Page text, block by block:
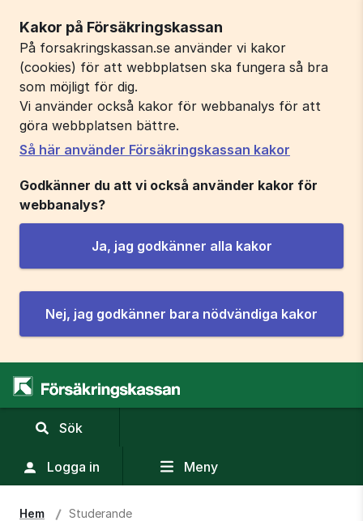
Kakor på Försäkringskassan
På forsakringskassan.se använder vi kakor
(cookies) för att webbplatsen ska fungera så bra
som möjligt för dig.
Vi använder också kakor för webbanalys för att
göra webbplatsen bättre.
Så här använder Försäkringskassan kakor
Godkänner du att vi också använder kakor för
webbanalys?
Ja, jag godkänner alla kakor
Nej, jag godkänner bara nödvändiga kakor
Sök
sökfält
Logga in Meny
Hem Studerande